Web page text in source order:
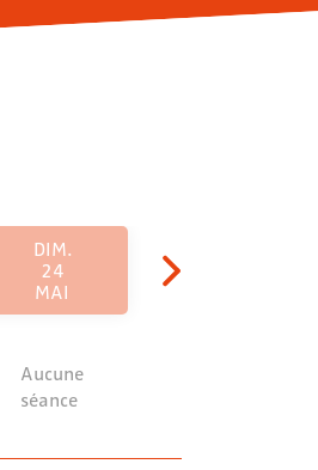
DIM.
24
MAI
Aucune
séance